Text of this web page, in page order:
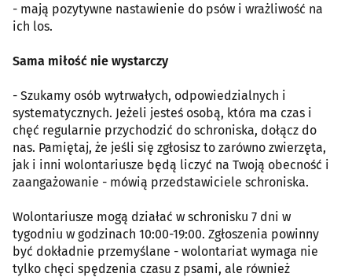
- mają pozytywne nastawienie do psów i wrażliwość na
ich los.
Sama miłość nie wystarczy
- Szukamy osób wytrwałych, odpowiedzialnych i
systematycznych. Jeżeli jesteś osobą, która ma czas i
chęć regularnie przychodzić do schroniska, dołącz do
nas. Pamiętaj, że jeśli się zgłosisz to zarówno zwierzęta,
jak i inni wolontariusze będą liczyć na Twoją obecność i
zaangażowanie - mówią przedstawiciele schroniska.
Wolontariusze mogą działać w schronisku 7 dni w
tygodniu w godzinach 10:00-19:00. Zgłoszenia powinny
być dokładnie przemyślane - wolontariat wymaga nie
tylko chęci spędzenia czasu z psami, ale również